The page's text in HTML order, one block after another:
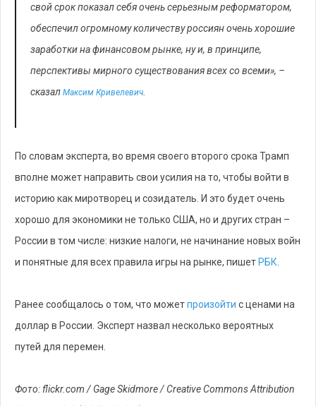
свой срок показал себя очень серьезным реформатором,
обеспечил огромному количеству россиян очень хорошие
заработки на финансовом рынке, ну и, в принципе,
перспективы мирного существования всех со всеми», –
сказал Максим Кривелевич
По словам эксперта, во время своего второго срока Трамп
вполне может направить свои усилия на то, чтобы войти в
историю как миротворец и созидатель. И это будет очень
хорошо для экономики не только США, но и других стран –
России в том числе: низкие налоги, не начинание новых войн
и понятные для всех правила игры на рынке, пишет РБК
Ранее сообщалось о том, что можетпроизойти с ценами на
доллар в России. Эксперт назвал несколько вероятных
путей для перемен.
Фото: flickr.com / Gage Skidmore / Creative Commons Attribution